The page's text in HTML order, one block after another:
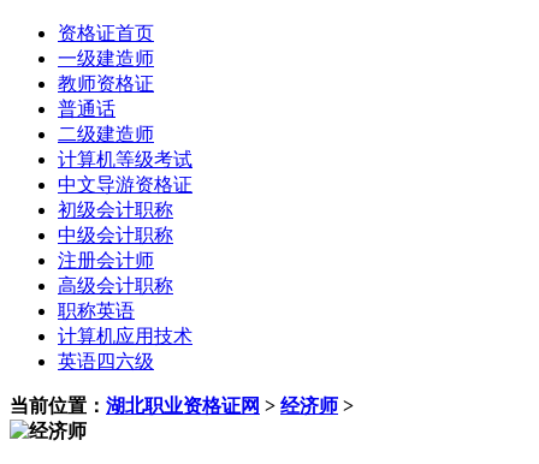
资格证首页
一级建造师
教师资格证
普通话
二级建造师
计算机等级考试
中文导游资格证
初级会计职称
中级会计职称
注册会计师
高级会计职称
职称英语
计算机应用技术
英语四六级
当前位置： 湖北职业资格证网 > 经济师 >